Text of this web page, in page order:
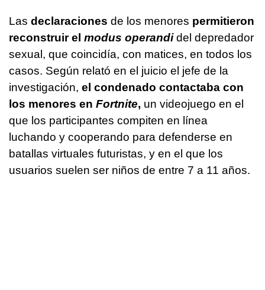
Las declaraciones de los menores permitieron
reconstruir el modus operandi del depredador
sexual, que coincidía, con matices, en todos los
casos. Según relató en el juicio el jefe de la
investigación, el condenado contactaba con
los menores en Fortnite, un videojuego en el
que los participantes compiten en línea
luchando y cooperando para defenderse en
batallas virtuales futuristas, y en el que los
usuarios suelen ser niños de entre 7 a 11 años.